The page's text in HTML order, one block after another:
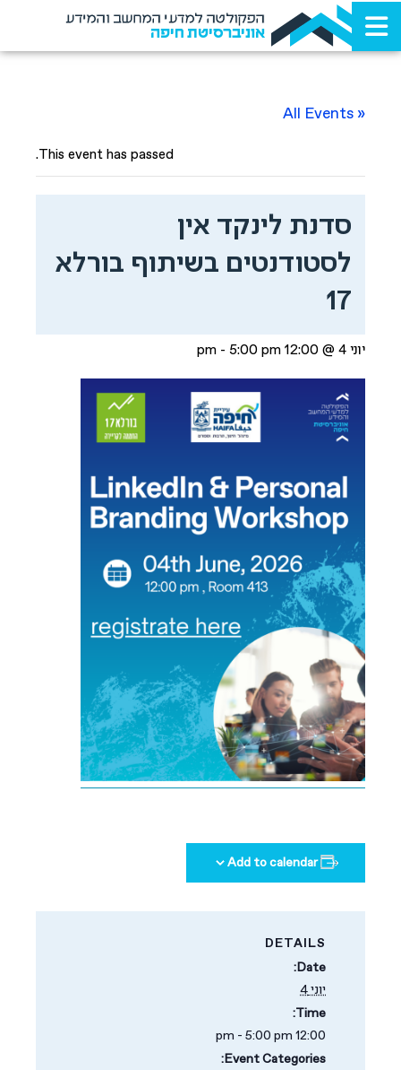
הפקולטה למדעי המחשב והמידע
אוניברסיטת חיפה
« All Events
This event has passed.
סדנת לינקד אין
לסטודנטים בשיתוף בורלא
17
יוני 4 @ 12:00 pm - 5:00 pm
Add to calendar
DETAILS
Date:
יוני 4
Time:
12:00 pm - 5:00 pm
Event Categories: